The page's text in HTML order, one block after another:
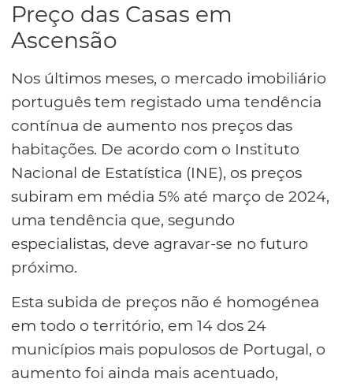
Preço das Casas em
Ascensão
Nos últimos meses, o mercado imobiliário
português tem registado uma tendência
contínua de aumento nos preços das
habitações. De acordo com o Instituto
Nacional de Estatística (INE), os preços
subiram em média 5% até março de 2024,
uma tendência que, segundo
especialistas, deve agravar-se no futuro
próximo.
Esta subida de preços não é homogénea
em todo o território, em 14 dos 24
municípios mais populosos de Portugal, o
aumento foi ainda mais acentuado,